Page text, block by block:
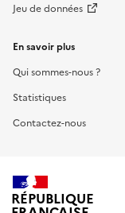
Jeu de données
En savoir plus
Qui sommes-nous ?
Statistiques
Contactez-nous
RÉPUBLIQUE